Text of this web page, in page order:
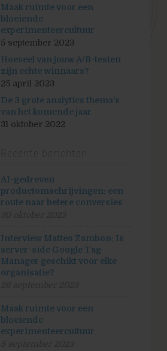
Maak ruimte voor een
bloeiende
experimenteercultuur
5 september 2023
Hoeveel van jouw A/B-testen
zijn echte winnaars?
25 april 2023
De 3 grote analytics thema’s
van het komende jaar
31 oktober 2022
AI-gedreven
productomschrijvingen: een
route naar betere conversies
Interview Matteo Zambon: Is
server-side Google Tag
Manager geschikt voor elke
organisatie?
Maak ruimte voor een
bloeiende
experimenteercultuur